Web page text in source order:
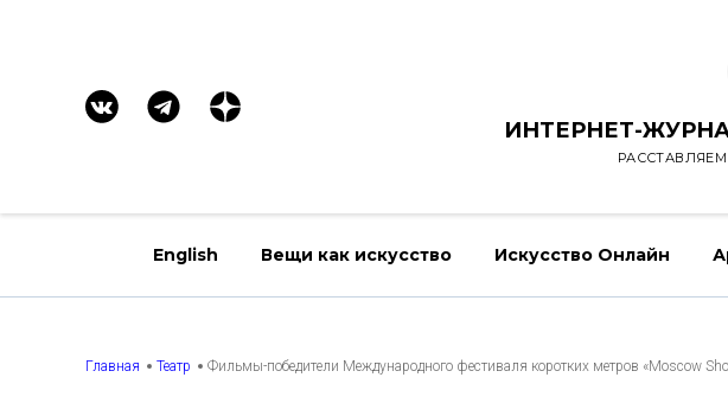
ИНТЕРНЕТ-
English Вещи как искусство Искусство Онлайн
Главная Театр Фильмы-победители Международного фестиваля коротких метров «Moscow